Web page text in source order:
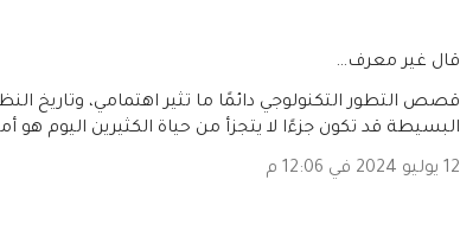
‏قال غير معرف…
قصص التطور التكنولوجي دائمًا ما تثير اهتمامي، وتاريخ
البسيطة قد تكون جزءًا لا يتجزأ من حياة الكثيرين اليوم هو
12 يوليو 2024 في 12:06 م